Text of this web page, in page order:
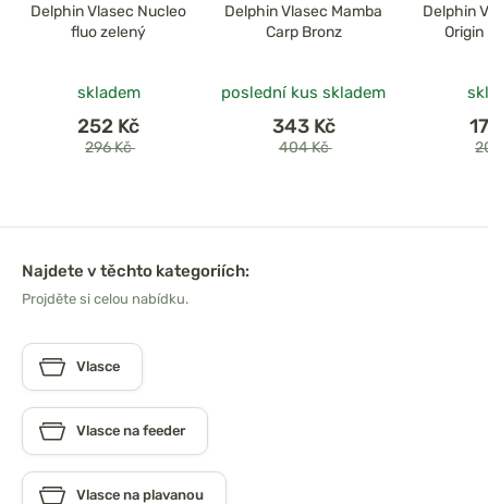
Delphin Vlasec Nucleo
fluo zelený
skladem
252 Kč
296 Kč
Delphin Vlasec Mamba
Carp Bronz
poslední kus skladem
343 Kč
404 Kč
Delphin
Origin
Najdete v těchto kategoriích:
Projděte si celou nabídku.
Vlasce
Vlasce na feeder
Vlasce na plavanou